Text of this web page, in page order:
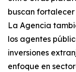
buscan
La Agencia
los agentes
inversiones
enfoque en